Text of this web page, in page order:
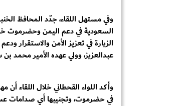
وفي مستهل اللقاء، جدّد المحافظ
السعودية في دعم اليمن وحضرموت
الزيارة في تعزيز الأمن والاستقرار
عبدالعزيز، وولي عهده الأمير محمد
وأكد اللواء القحطاني خلال اللقاء أن
في حضرموت، وتجنيبها أي صدامات